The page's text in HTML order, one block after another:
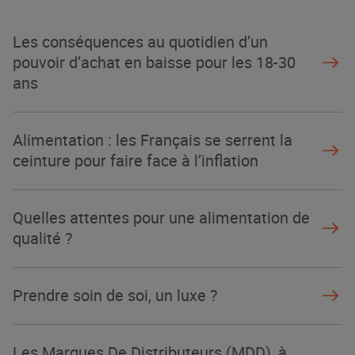
NOTRE MODÈLE
Les conséquences au quotidien d’un
pouvoir d’achat en baisse pour les 18-30
ans
Alimentation : les Français se serrent la
ceinture pour faire face à l’inflation
Quelles attentes pour une alimentation de
qualité ?
Prendre soin de soi, un luxe ?